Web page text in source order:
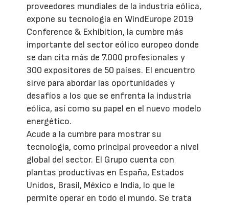
proveedores mundiales de la industria eólica,
expone su tecnología en WindEurope 2019
Conference & Exhibition, la cumbre más
importante del sector eólico europeo donde
se dan cita más de 7.000 profesionales y
300 expositores de 50 países. El encuentro
sirve para abordar las oportunidades y
desafíos a los que se enfrenta la industria
eólica, así como su papel en el nuevo modelo
energético.
Acude a la cumbre para mostrar su
tecnología, como principal proveedor a nivel
global del sector. El Grupo cuenta con
plantas productivas en España, Estados
Unidos, Brasil, México e India, lo que le
permite operar en todo el mundo. Se trata